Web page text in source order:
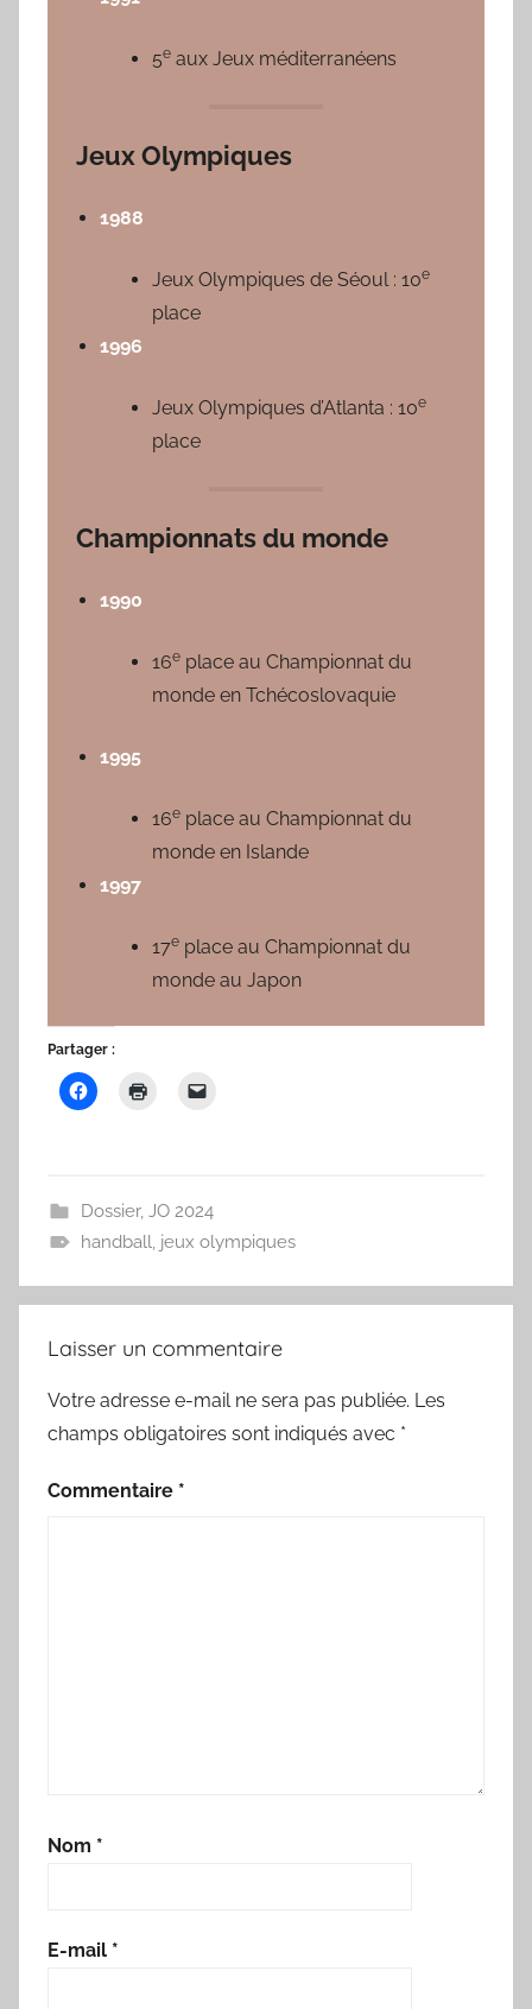
5e aux Jeux méditerranéens
Jeux Olympiques
1988
Jeux Olympiques de Séoul : 10e
place
1996
Jeux Olympiques d’Atlanta : 10e
place
Championnats du monde
1990
16e place au Championnat du
monde en Tchécoslovaquie
1995
16e place au Championnat du
monde en Islande
1997
17e place au Championnat du
monde au Japon
Partager :
Dossier, JO 2024
handball, jeux olympiques
Laisser un commentaire
Votre adresse e-mail ne sera pas publiée. Les
champs obligatoires sont indiqués avec *
Commentaire *
Nom *
E-mail *